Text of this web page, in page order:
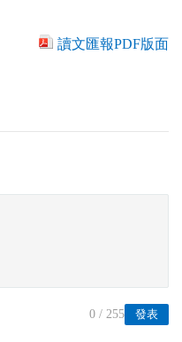
讀文匯報PDF版面
發表
0 / 255